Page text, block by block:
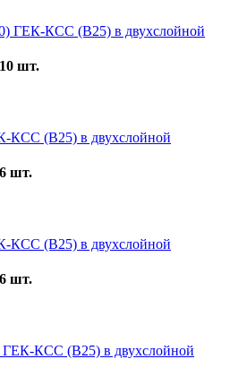
ГЕК-КСС (В25) в двухслойной
шт.
КСС (В25) в двухслойной
шт.
КСС (В25) в двухслойной
шт.
КСС (В25) в двухслойной